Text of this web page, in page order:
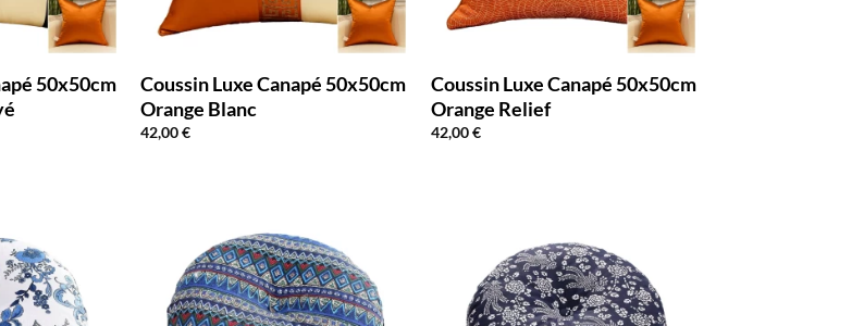
50x50cm
Coussin Luxe Canapé 50x50cm
Orange Blanc
42,00€
Coussin Luxe Canapé 50x50cm
Orange Relief
42,00€